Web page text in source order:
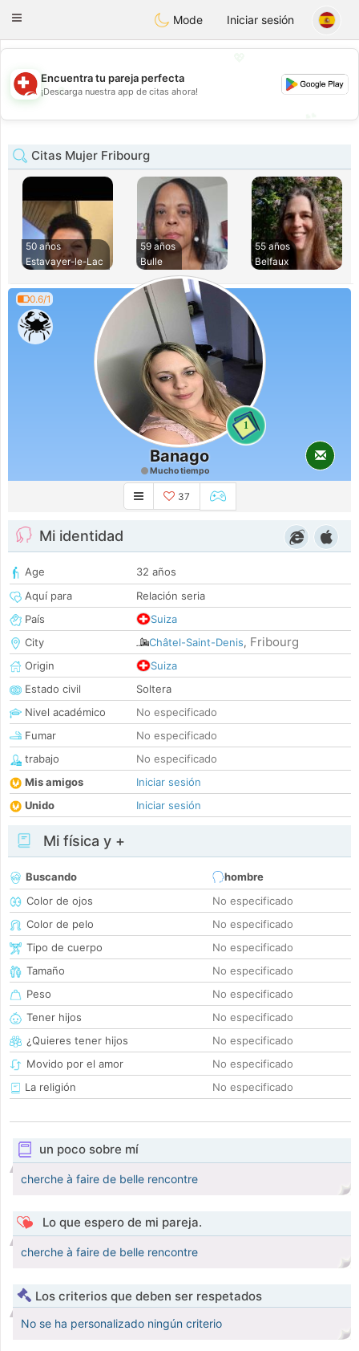
Suissi
Toggle
Mode Iniciar sesión
💖
💕
Encuentra tu pareja perfecta
¡Descarga nuestra app de citas ahora!
Citas Mujer Fribourg
50 años
Estavayer-le-Lac
59 años
Bulle
55 años
Belfaux
0.6/1
1
Banago
Mucho tiempo
37
Mi identidad
Age
32 años
Aquí para
Relación seria
País
Suiza
City
Châtel-Saint-Denis, Fribourg
Origin
Suiza
Estado civil
Soltera
Nivel académico
No especificado
Fumar
No especificado
trabajo
No especificado
Mis amigos
Iniciar sesión
Unido
Iniciar sesión
Mi física y +
Buscando
hombre
Color de ojos
No especificado
Color de pelo
No especificado
Tipo de cuerpo
No especificado
Tamaño
No especificado
Peso
No especificado
Tener hijos
No especificado
¿Quieres tener hijos
No especificado
Movido por el amor
No especificado
La religión
No especificado
un poco sobre mí
cherche à faire de belle rencontre
Lo que espero de mi pareja.
cherche à faire de belle rencontre
Los criterios que deben ser respetados
No se ha personalizado ningún criterio